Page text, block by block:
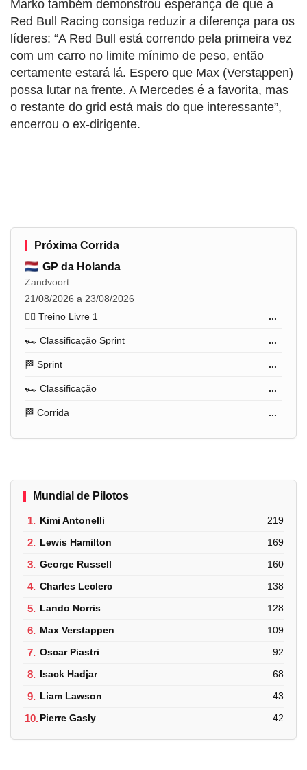
Marko também demonstrou esperança de que a
Red Bull Racing consiga reduzir a diferença para os
líderes: “A Red Bull está correndo pela primeira vez
com um carro no limite mínimo de peso, então
certamente estará lá. Espero que Max (Verstappen)
possa lutar na frente. A Mercedes é a favorita, mas
o restante do grid está mais do que interessante”,
encerrou o ex-dirigente.
Próxima Corrida
GP da Holanda
Zandvoort
21/08/2026 a 23/08/2026
🏋️‍♂️ Treino Livre 1
...
🏎️ Classificação Sprint ...
🏁 Sprint ...
🏎️ Classificação ...
🏁 Corrida ...
Mundial de Pilotos
1. Kimi Antonelli 219
2. Lewis Hamilton 169
3. George Russell 160
4. Charles Leclerc 138
5. Lando Norris 128
6. Max Verstappen 109
7. Oscar Piastri 92
8. Isack Hadjar 68
9. Liam Lawson 43
10.Pierre Gasly 42